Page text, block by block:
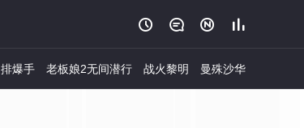
   
排爆手 老板娘2无间潜行 战火黎明 曼殊沙华